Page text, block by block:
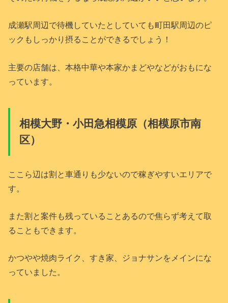
成瀬駅周辺で待機していたとしていても町田駅周辺のピ
ックもしっかり摂ることができるでしょう！
主要の店舗は、本格中華や本家かまどやなどがおもにな
っています。
相模大野・小田急相模原（相模原市南
区）
ここら辺は割と車通りも少ないので稼ぎやすいエリアで
す。
また割と案件も残っていることあるので焦らず考えて取
ることもできます。
かつやや焼肉ライク、すき家、ジョナサンをメインにな
っていました。